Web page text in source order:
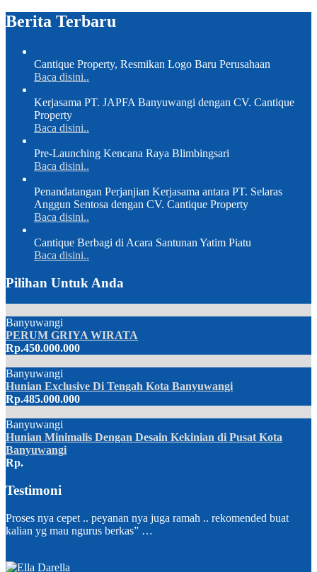
Berita Terbaru
Cantique Property, Resmikan Logo Baru Perusahaan
Baca disini..
Kerjasama PT. JAPFA Banyuwangi dengan CV. Cantique
Property
Baca disini..
Pre-Launching Kencana Raya Blimbingsari
Baca disini..
Penandatangan Perjanjian Kerjasama antara PT. Selaras
Anggun Sentosa dengan CV. Cantique Property
Baca disini..
Cantique Berbagi di Acara Santunan Yatim Piatu
Baca disini..
Pilihan Untuk Anda
Banyuwangi
PERUM GRIYA WIRATA
Rp.450.000.000
Banyuwangi
Hunian Exclusive Di Tengah Kota Banyuwangi
Rp.485.000.000
Banyuwangi
Hunian Minimalis Dengan Desain Kekinian di Pusat Kota
Banyuwangi
Rp.
Testimoni
Proses nya cepet .. peyanan nya juga ramah .. rekomended buat
kalian yg mau ngurus berkas” …